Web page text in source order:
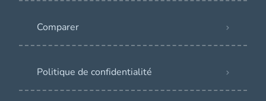
Comparer
Politique de confidentialité